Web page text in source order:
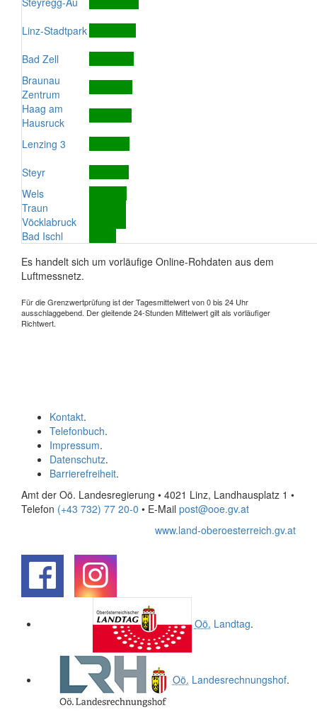
Linz-Stadtpark
Bad Zell
Braunau
Zentrum
Haag am
Hausruck
Lenzing 3
Steyr
Wels
Traun
Vöcklabruck
Bad Ischl
Es handelt sich um vorläufige Online-Rohdaten aus dem
Luftmessnetz.
Für die Grenzwertprüfung ist der Tagesmittelwert von 0 bis 24 Uhr
ausschlaggebend. Der gleitende 24-Stunden Mittelwert gilt als vorläufiger
Richtwert.
Kontakt.
Telefonbuch.
Impressum.
Datenschutz.
Barrierefreiheit.
Amt der Oö. Landesregierung • 4021 Linz, Landhausplatz 1 •
Telefon (+43 732) 77 20-0 • E-Mail post@ooe.gv.at
www.land-oberoesterreich.gv.at
Oö. Landtag.
Oö. Landesrechnungshof.